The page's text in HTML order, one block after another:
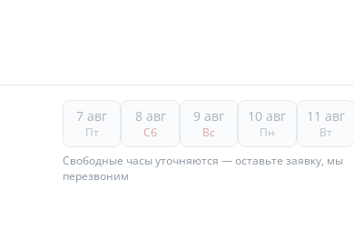
7 авг
Пт
8 авг
Сб
9 авг
Вс
10 авг
Пн
11 авг
Вт
Свободные часы уточняются — оставьте заявку, мы
перезвоним